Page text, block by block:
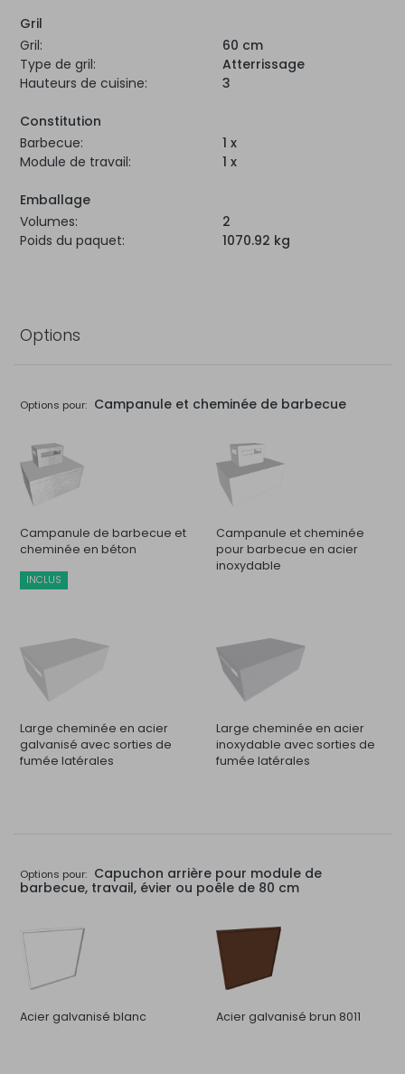
Gril
Gril:
60 cm
Type de gril:
Atterrissage
Hauteurs de cuisine:
3
Constitution
Barbecue:
1 x
Module de travail:
1 x
Emballage
Volumes:
2
Poids du paquet:
1070.92 kg
Options
Options pour: Campanule et cheminée de barbecue
Campanule de barbecue et
cheminée en béton
INCLUS
Campanule et cheminée
pour barbecue en acier
inoxydable
Large cheminée en acier
galvanisé avec sorties de
fumée latérales
Large cheminée en acier
inoxydable avec sorties de
fumée latérales
Options pour: Capuchon arrière pour module de
barbecue, travail, évier ou poêle de 80 cm
Acier galvanisé blanc Acier galvanisé brun 8011